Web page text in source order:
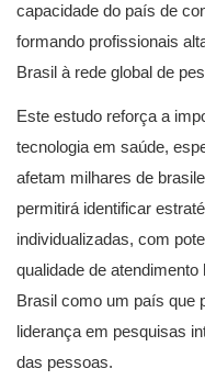
capacidade do país de
formando profissionais
Brasil à rede global de
Este estudo reforça a
tecnologia em saúde,
afetam milhares de
permitirá identificar
individualizadas, com
qualidade de
Brasil como um país que
liderança em pesquisas
das pessoas.